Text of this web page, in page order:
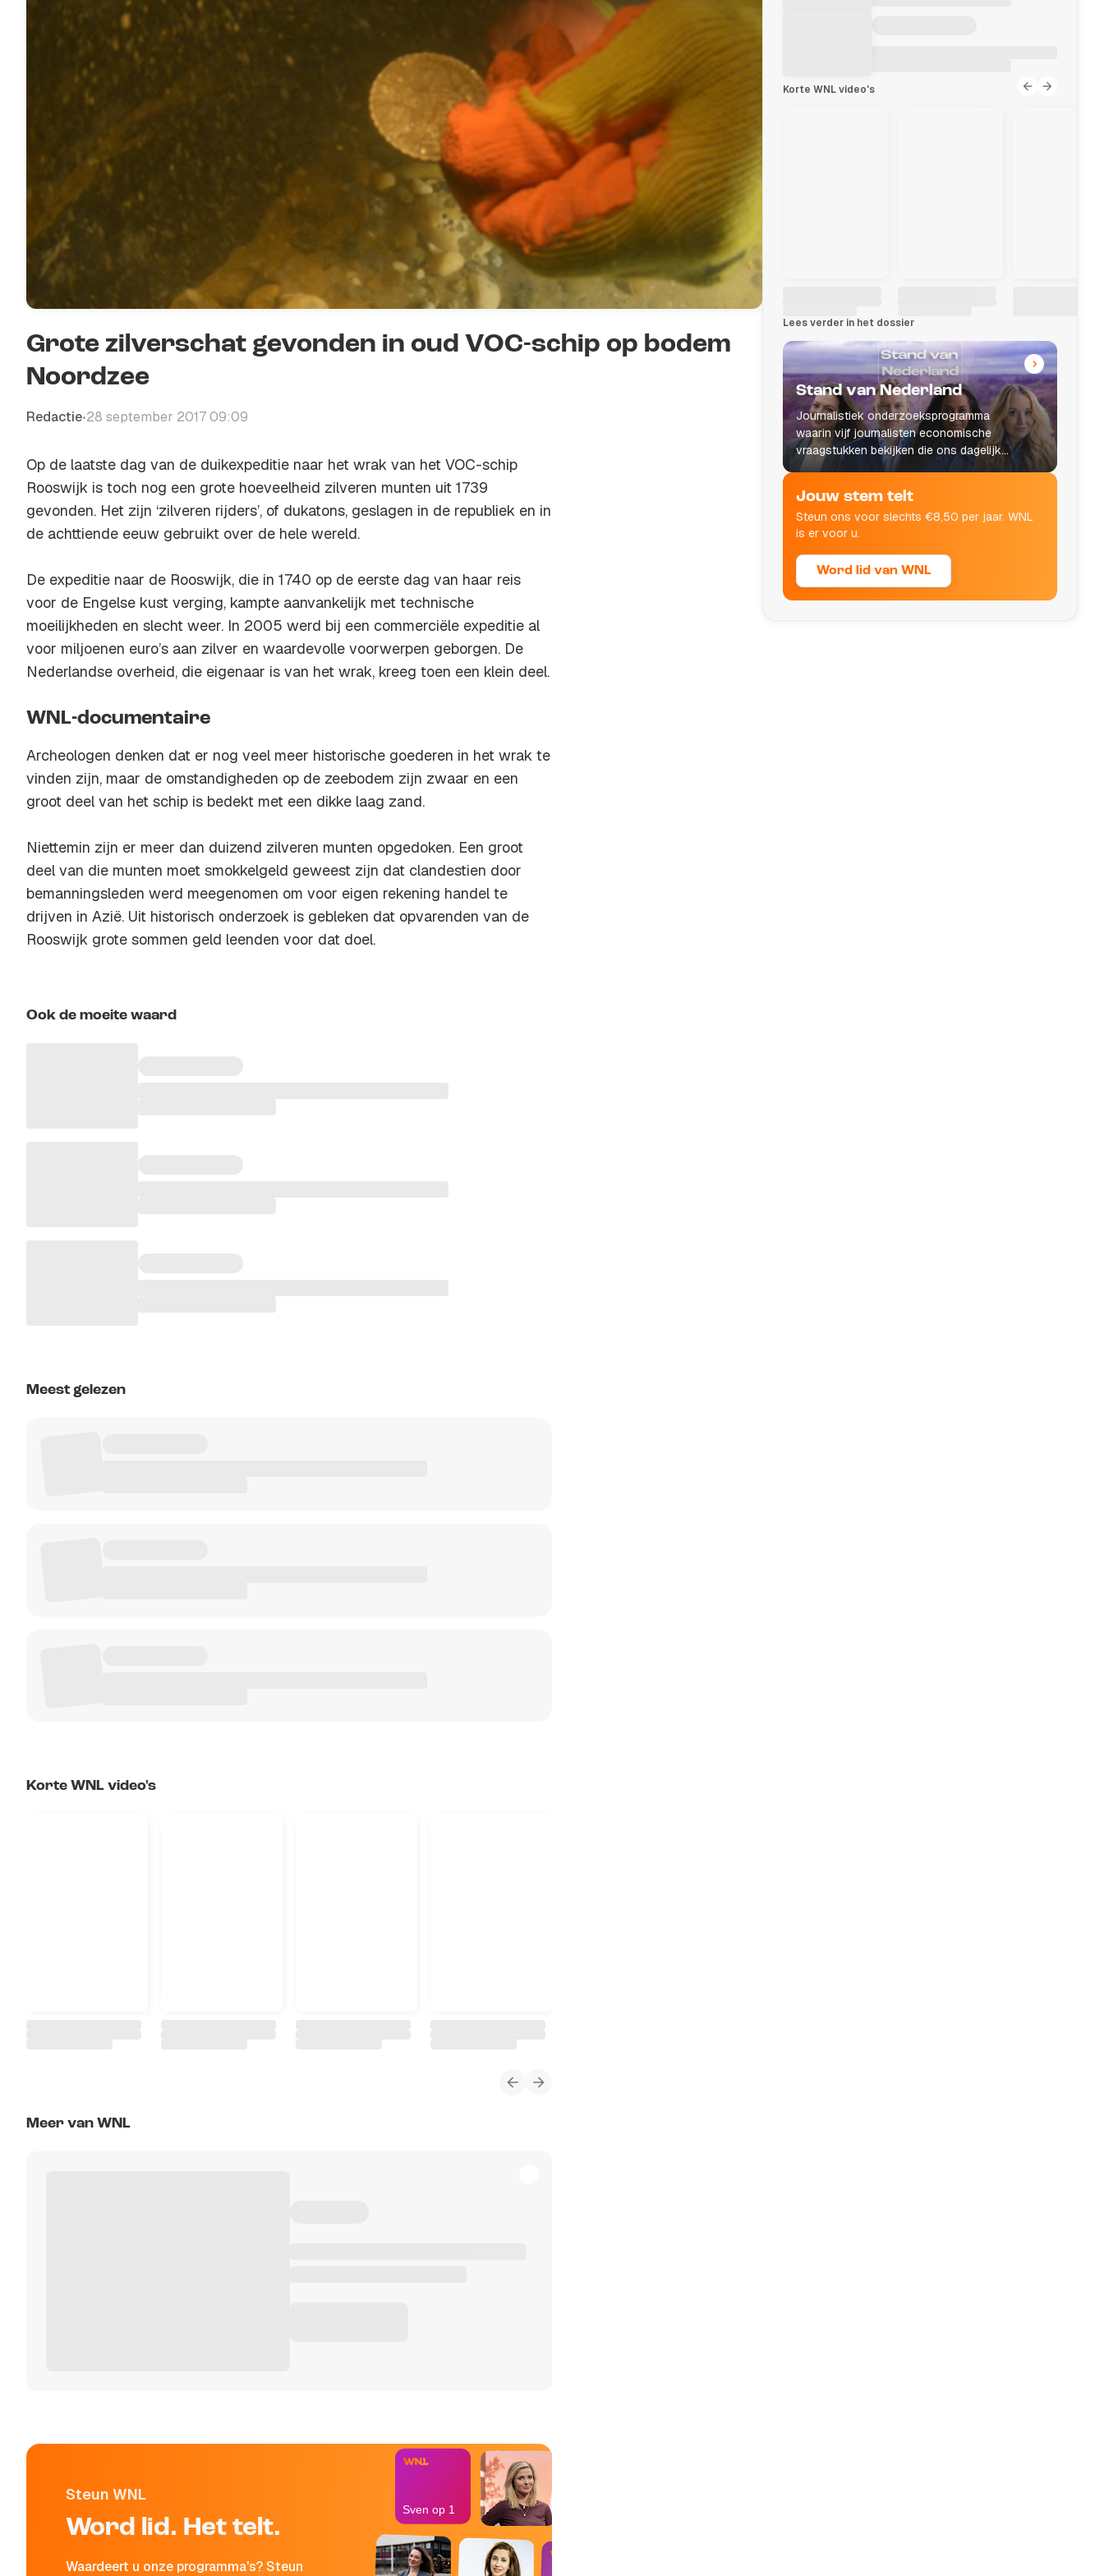
Grote zilverschat gevonden in oud VOC-schip op bodem
Noordzee
Redactie•28 september 2017 09:09
Op de laatste dag van de duikexpeditie naar het wrak van het VOC-schip
Rooswijk is toch nog een grote hoeveelheid zilveren munten uit 1739
gevonden. Het zijn ‘zilveren rijders’, of dukatons, geslagen in de republiek en in
de achttiende eeuw gebruikt over de hele wereld.
De expeditie naar de Rooswijk, die in 1740 op de eerste dag van haar reis
voor de Engelse kust verging, kampte aanvankelijk met technische
moeilijkheden en slecht weer. In 2005 werd bij een commerciële expeditie al
voor miljoenen euro’s aan zilver en waardevolle voorwerpen geborgen. De
Nederlandse overheid, die eigenaar is van het wrak, kreeg toen een klein deel.
WNL-documentaire
Archeologen denken dat er nog veel meer historische goederen in het wrak te
vinden zijn, maar de omstandigheden op de zeebodem zijn zwaar en een
groot deel van het schip is bedekt met een dikke laag zand.
Niettemin zijn er meer dan duizend zilveren munten opgedoken. Een groot
deel van die munten moet smokkelgeld geweest zijn dat clandestien door
bemanningsleden werd meegenomen om voor eigen rekening handel te
drijven in Azië. Uit historisch onderzoek is gebleken dat opvarenden van de
Rooswijk grote sommen geld leenden voor dat doel.
Ook de moeite waard
Meest gelezen
Korte WNL video's
Meer van WNL
Steun WNL
Word lid. Het telt.
Waardeert u onze programma's? Steun
Sven op 1
Korte WNL video's
Lees verder in het dossier
Stand van Nederland
Journalistiek onderzoeksprogramma
waarin vijf journalisten economische
vraagstukken bekijken die ons dagelijks
leven raken.
Jouw stem telt
Steun ons voor slechts €8,50 per jaar. WNL
is er voor u.
Word lid van WNL